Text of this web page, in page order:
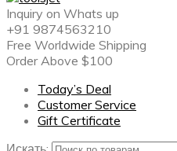
Inquiry on Whats up
+91 9874563210
Free Worldwide Shipping
Order Above $100
Today’s Deal
Customer Service
Gift Certificate